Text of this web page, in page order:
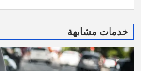
خدمات مشابهة